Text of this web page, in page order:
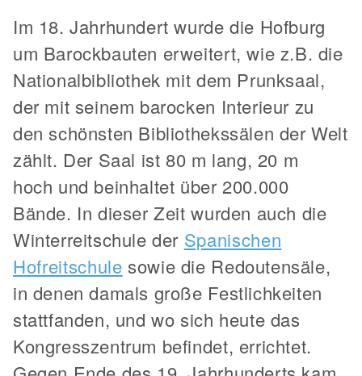
Im 18. Jahrhundert wurde die Hofburg
um Barockbauten erweitert, wie z.B. die
Nationalbibliothek mit dem Prunksaal,
der mit seinem barocken Interieur zu
den schönsten Bibliothekssälen der Welt
zählt. Der Saal ist 80 m lang, 20 m
hoch und beinhaltet über 200.000
Bände. In dieser Zeit wurden auch die
Winterreitschule der Spanischen
Hofreitschule sowie die Redoutensäle,
in denen damals große Festlichkeiten
stattfanden, und wo sich heute das
Kongresszentrum befindet, errichtet.